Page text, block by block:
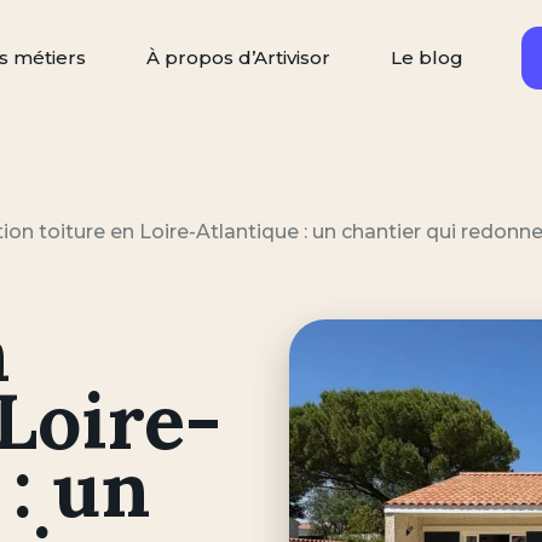
métiers À propos d’Artivisor Le blog
un artisan
Rechercher
toiture en Loire-Atlantique : un chantier qui redonne
un